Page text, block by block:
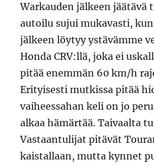
Warkauden jälkeen jäätävä
autoilu sujui mukavasti,
jälkeen löytyy ystävämme
Honda CRV:llä, joka ei
pitää enemmän 60 km/h
Erityisesti mutkissa pitää
vaiheessahan keli on jo
alkaa hämärtää. Taivaalta
Vastaantulijat pitävät
kaistallaan, mutta kynnet